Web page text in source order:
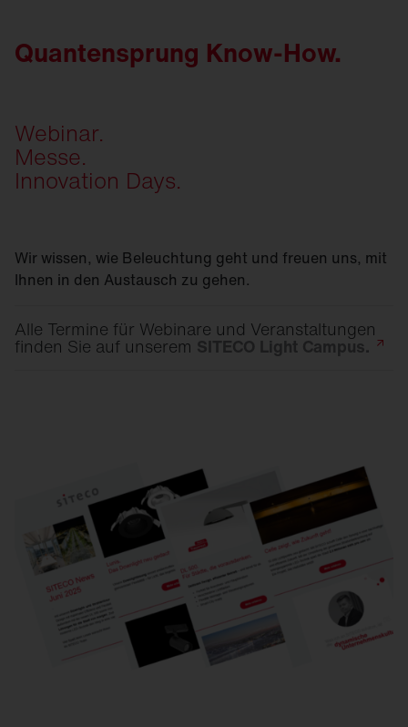
Quantensprung Know-How.
Webinar.
Messe.
Innovation Days.
Wir wissen, wie Beleuchtung geht und freuen uns, mit
Ihnen in den Austausch zu gehen.
Alle Termine für Webinare und Veranstaltungen
finden Sie auf unserem SITECO Light Campus.